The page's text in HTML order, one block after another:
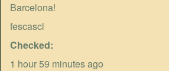
Barcelona!
fescascl
Checked
1 hour 59 minutes ago